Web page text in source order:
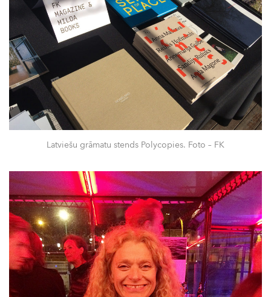
Latviešu grāmatu stends Polycopies. Foto – FK